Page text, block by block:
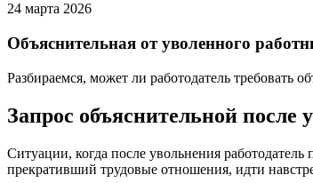
24 марта 2026
Объяснительная от уволенного
Разбираемся, может ли работодатель требовать
Запрос объяснительной после
Ситуации, когда после увольнения
прекративший трудовые отношения, идти